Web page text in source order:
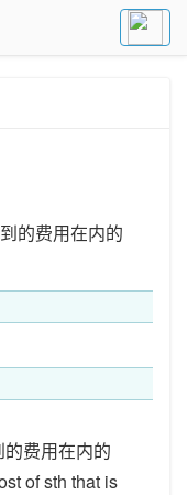
的费用在内的
费用在内的
of sth that is